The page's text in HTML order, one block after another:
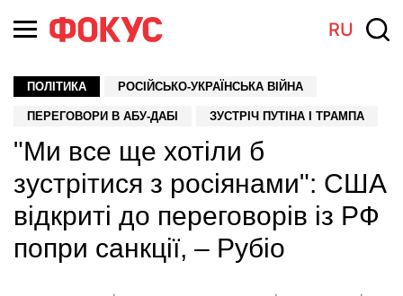
RU
ПОЛІТИКА РОСІЙСЬКО-УКРАЇНСЬКА ВІЙНА
ПЕРЕГОВОРИ В АБУ-ДАБІ ЗУСТРІЧ ПУТІНА І ТРАМПА
"Ми все ще хотіли б
зустрітися з росіянами": США
відкриті до переговорів із РФ
попри санкції, – Рубіо